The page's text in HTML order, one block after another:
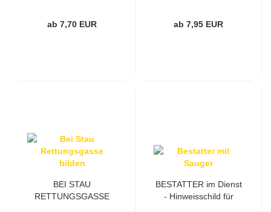
ab 7,70 EUR ab 7,95 EUR
BEI STAU
RETTUNGSGASSE
BESTATTER im Dienst
- Hinweisschild für